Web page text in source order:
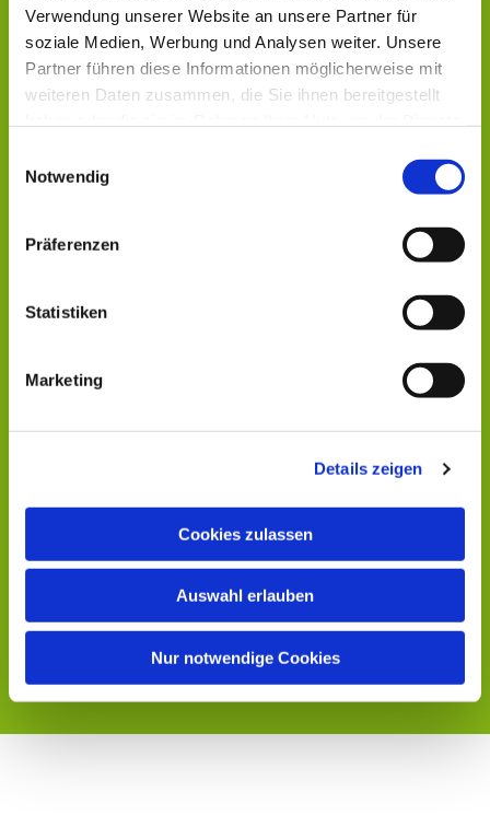
Verwendung unserer Website an unsere Partner für
soziale Medien, Werbung und Analysen weiter. Unsere
Partner führen diese Informationen möglicherweise mit
weiteren Daten zusammen, die Sie ihnen bereitgestellt
Notwendig
Präferenzen
Statistiken
Marketing
Details zeigen
Cookies zulassen
Auswahl erlauben
Nur notwendige Cookies
Dies könnte Sie auch